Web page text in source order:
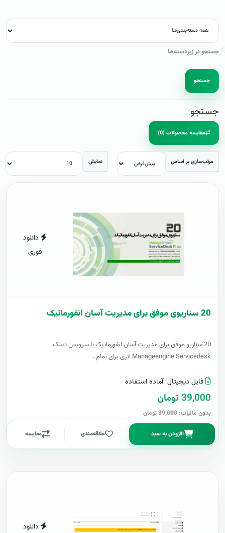
جستجو در زیردسته‌ها
جستجو
جستجو
مقایسه محصولات (0)
مرتب‌سازی بر اساس نمایش
دانلود
فوری
20 سناریوی موفق برای مدیریت آسان انفورماتیک
20 سناریو موفق برای مدیریت آسان انفورماتیک با سرویس دسک
Manageengine Servicedesk اثری برای تمام..
فایل دیجیتال آماده استفاده
39,000 تومان
بدون مالیات: 39,000 تومان
افزودن به سبد علاقه‌مندی مقایسه
دانلود